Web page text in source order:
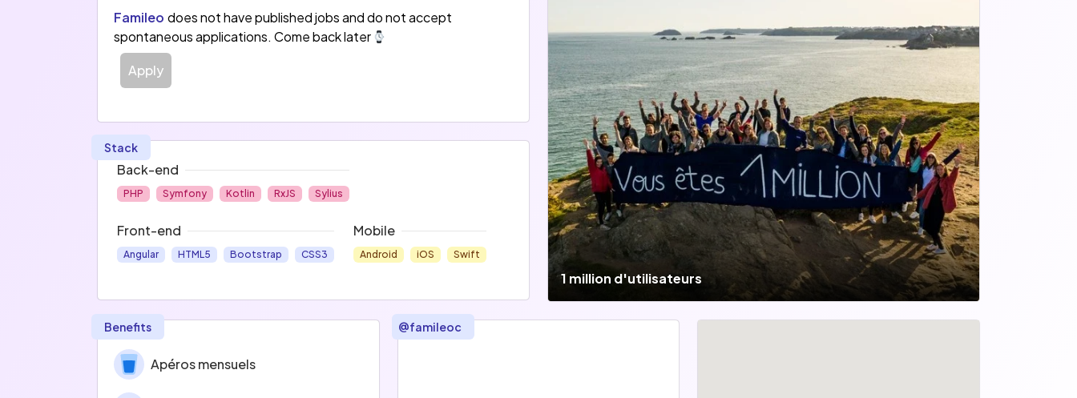
Famileo est aussi présent dans plus de 2000 établissements partenaires en France et à l'étranger. Bénéficiant d'une croissance continue en
France, Famileo a également démarré un développement à l'international, notamment en Espagne, au Royaume-Uni, aux Etats Unis et au
Canada, aux débuts très prometteurs.
Lancé en 2015 par Tanguy de Gélis et Armel de Lesquen, nous sommes à ce jour une équipe d’une cinquantaine de collaborateurs à Saint-Malo
Famileo does not have published jobs and do not accept
spontaneous applications. Come back later
Apply
Stack
Back-end
PHP Symfony Kotlin RxJS Sylius
Front-end
Angular HTML5 Bootstrap CSS3
Mobile
Android iOS Swift
1 million d'utilisateurs
Benefits
Apéros mensuels
@famileoc